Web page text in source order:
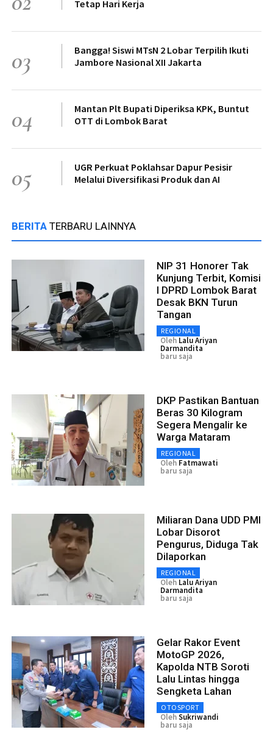
Tetap Hari Kerja
03
Bangga! Siswi MTsN 2 Lobar Terpilih Ikuti
Jambore Nasional XII Jakarta
04
Mantan Plt Bupati Diperiksa KPK, Buntut
OTT di Lombok Barat
05
UGR Perkuat Poklahsar Dapur Pesisir
Melalui Diversifikasi Produk dan AI
BERITA TERBARU LAINNYA
NIP 31 Honorer Tak
Kunjung Terbit, Komisi
I DPRD Lombok Barat
Desak BKN Turun
Tangan
REGIONAL
Oleh Lalu Ariyan
Darmandita
baru saja
DKP Pastikan Bantuan
Beras 30 Kilogram
Segera Mengalir ke
Warga Mataram
REGIONAL
Oleh Fatmawati
baru saja
Miliaran Dana UDD PMI
Lobar Disorot
Pengurus, Diduga Tak
Dilaporkan
REGIONAL
Oleh Lalu Ariyan
Darmandita
baru saja
Gelar Rakor Event
MotoGP 2026,
Kapolda NTB Soroti
Lalu Lintas hingga
Sengketa Lahan
OTOSPORT
OlehSukriwandi
baru saja